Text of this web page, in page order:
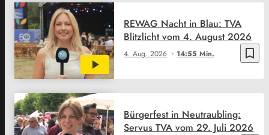
bookmark_border
4. Aug. 2026 14:55 Min.
REWAG Nacht in Blau: TVA
Blitzlicht vom 4. August 2026
Bürgerfest in Neutraubling:
Servus TVA vom 29. Juli 2026